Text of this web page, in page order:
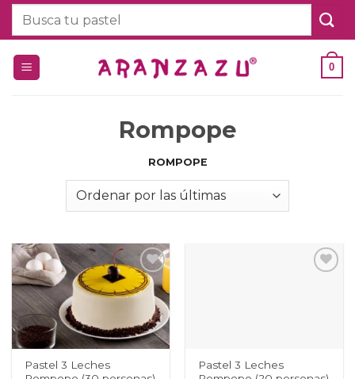
Saltar
Buscar
0
Rompope
ROMPOPE
Pastel 3 Leches
Pastel 3 Leches